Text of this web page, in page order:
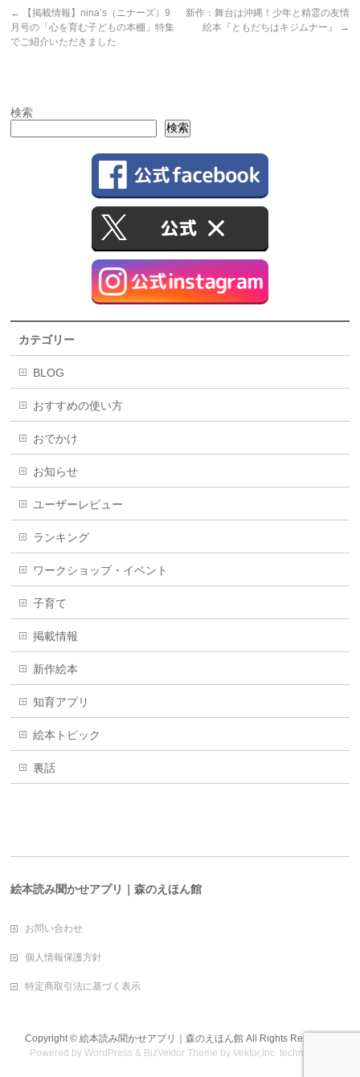
←
【掲載情報】nina’s（ニナーズ）9
月号の「心を育む子どもの本棚」特集
でご紹介いただきました
新作：舞台は沖縄！少年と精霊の友情
絵本『ともだちはキジムナー』
→
検索
検索
カテゴリー
BLOG
おすすめの使い方
おでかけ
お知らせ
ユーザーレビュー
ランキング
ワークショップ・イベント
子育て
掲載情報
新作絵本
知育アプリ
絵本トピック
裏話
絵本読み聞かせアプリ｜森のえほん館
お問い合わせ
個人情報保護方針
特定商取引法に基づく表示
Copyright © 絵本読み聞かせアプリ｜森のえほん館All Rights Reserved.
Powered byWordPress & BizVektor Theme byVektor,Inc. technology.